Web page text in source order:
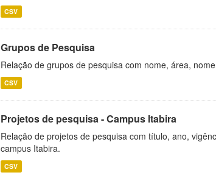
CSV
Grupos de Pesquisa
Relação de grupos de pesquisa com nome, área,
CSV
Projetos de pesquisa - Campus Itabira
Relação de projetos de pesquisa com título, ano,
campus Itabira.
CSV